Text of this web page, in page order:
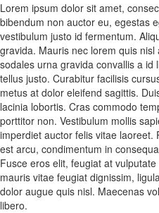
Lorem ipsum dolor sit amet,
bibendum non auctor eu, egestas
vestibulum justo id fermentum.
gravida. Mauris nec lorem quis
sodales urna gravida convallis a
tellus justo. Curabitur facilisis
metus at dolor eleifend sagittis.
lacinia lobortis. Cras commodo
porttitor non. Vestibulum mollis
imperdiet auctor felis vitae laoreet.
est arcu, condimentum in
Fusce eros elit, feugiat at
mauris vitae feugiat dignissim,
dolor augue quis nisl. Maecenas
libero.